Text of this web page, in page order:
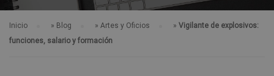
Inicio » Blog » Artes y Oficios » Vigilante de explosivos:
funciones, salario y formación